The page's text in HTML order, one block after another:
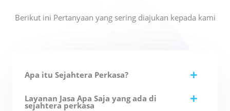
Berikut ini Pertanyaan yang sering diajukan kepada kami
Apa itu Sejahtera Perkasa?
Layanan Jasa Apa Saja yang ada di
sejahtera perkasa